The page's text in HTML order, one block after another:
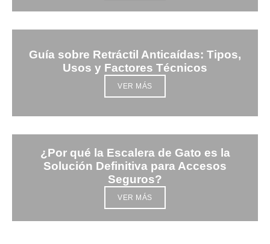
Guía sobre Retráctil Anticaídas: Tipos,
Usos y Factores Técnicos
VER MÁS
¿Por qué la Escalera de Gato es la
Solución Definitiva para Accesos
Seguros?
VER MÁS